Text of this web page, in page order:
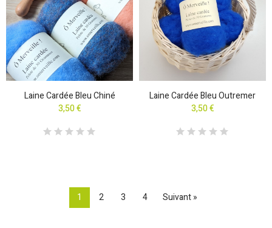
Laine Cardée Bleu Chiné
3,50 €
Laine Cardée Bleu Outremer
3,50 €
1 2 3 4 Suivant »